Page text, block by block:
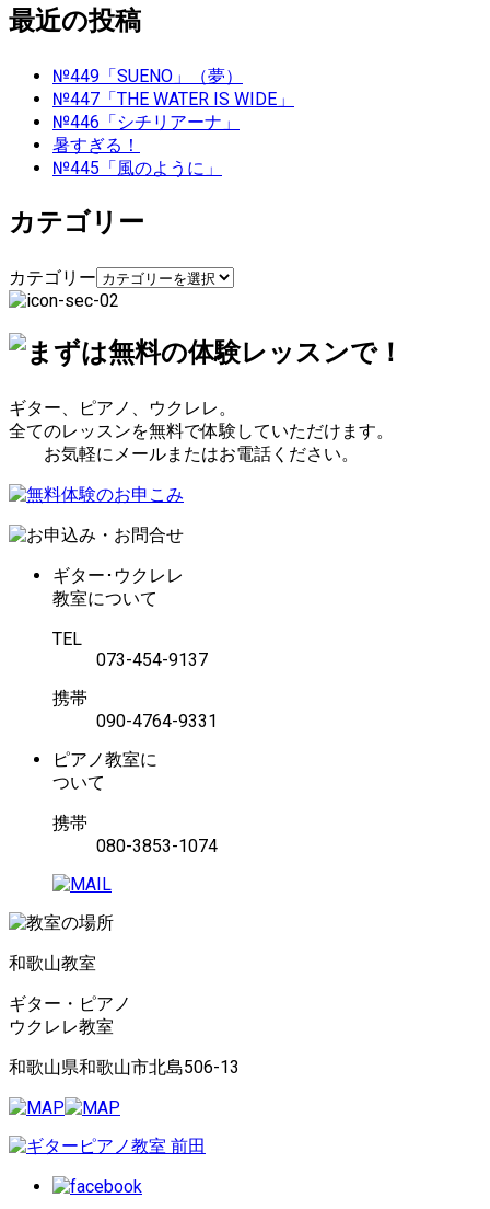
最近の投稿
№449「SUENO」（夢）
№447「THE WATER IS WIDE」
№446「シチリアーナ」
暑すぎる！
№445「風のように」
カテゴリー
カテゴリー
ギター、ピアノ、ウクレレ。
全てのレッスンを無料で体験していただけます。
お気軽にメールまたはお電話ください。
ギター･ウクレレ
教室について
TEL
073-454-9137
携帯
090-4764-9331
ピアノ教室に
ついて
携帯
080-3853-1074
和歌山教室
ギター・ピアノ
ウクレレ教室
和歌山県和歌山市北島506-13